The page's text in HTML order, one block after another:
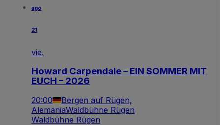
ago
21
vie.
Howard Carpendale – EIN SOMMER MIT
EUCH – 2026
20:00
Bergen auf Rügen,
AlemaniaWaldbühne Rügen
Waldbühne Rügen